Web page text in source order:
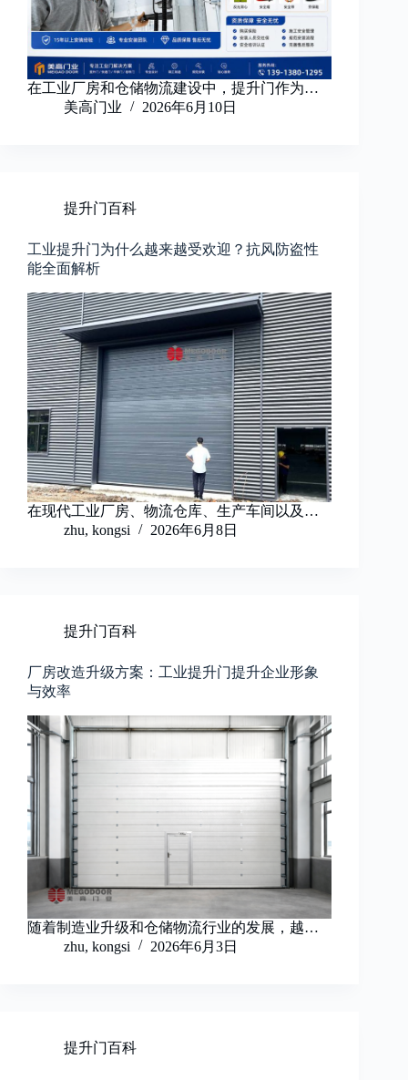
在工业厂房和仓储物流建设中，提升门作为…
美高门业
2026年6月10日
提升门百科
工业提升门为什么越来越受欢迎？抗风防盗性
能全面解析
在现代工业厂房、物流仓库、生产车间以及…
zhu, kongsi
2026年6月8日
提升门百科
厂房改造升级方案：工业提升门提升企业形象
与效率
随着制造业升级和仓储物流行业的发展，越…
zhu, kongsi
2026年6月3日
提升门百科